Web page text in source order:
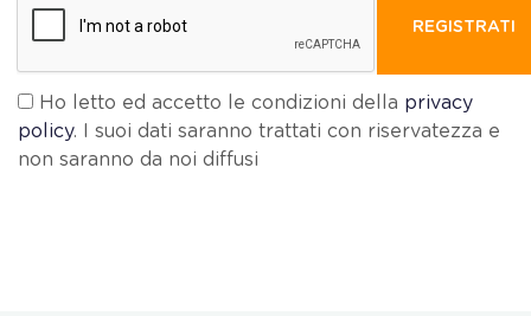
REGISTRATI
Ho letto ed accetto le condizioni della privacy
policy. I suoi dati saranno trattati con riservatezza e
non saranno da noi diffusi